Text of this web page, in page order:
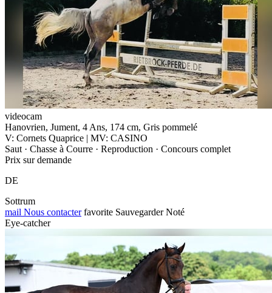
videocam
Hanovrien, Jument, 4 Ans, 174 cm, Gris pommelé
V: Cornets Quaprice | MV: CASINO
Saut · Chasse à Courre · Reproduction · Concours complet
Prix sur demande
DE
Sottrum
mail Nous contacter favorite Sauvegarder Noté
Eye-catcher